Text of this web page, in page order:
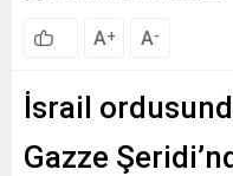
A+ A-
İsrail
Gazze